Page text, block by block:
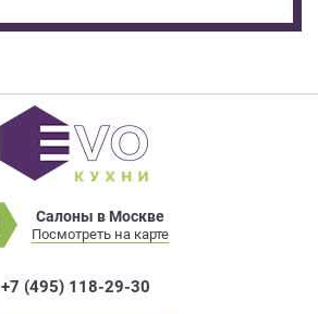
Салоны в Москве
Посмотреть на карте
+7 (495) 118-29-30